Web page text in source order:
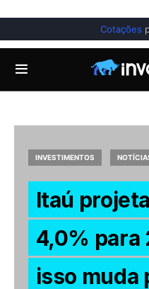
Cotações
INVESTIMENTOS
Itaú
4,0% para
isso muda